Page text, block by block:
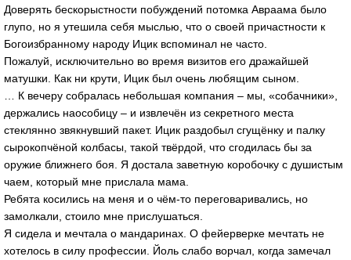
Доверять бескорыстности побуждений потомка Авраама было
глупо, но я утешила себя мыслью, что о своей причастности к
Богоизбранному народу Ицик вспоминал не часто.
Пожалуй, исключительно во время визитов его дражайшей
матушки. Как ни крути, Ицик был очень любящим сыном.
… К вечеру собралась небольшая компания – мы, «собачники»,
держались наособицу – и извлечён из секретного места
стеклянно звякнувший пакет. Ицик раздобыл сгущёнку и палку
сырокопчёной колбасы, такой твёрдой, что сгодилась бы за
оружие ближнего боя. Я достала заветную коробочку с душистым
чаем, который мне прислала мама.
Ребята косились на меня и о чём-то переговаривались, но
замолкали, стоило мне прислушаться.
Я сидела и мечтала о мандаринах. О фейерверке мечтать не
хотелось в силу профессии. Йоль слабо ворчал, когда замечал